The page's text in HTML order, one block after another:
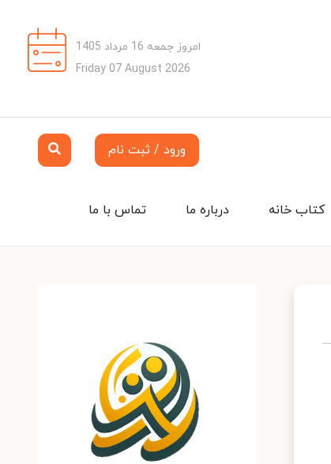
امروز جمعه 16 مرداد 1405
Friday 07 August 2026
ورود / ثبت نام
تماس با ما درباره ما کتاب خانه